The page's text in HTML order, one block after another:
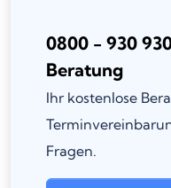
0800 - 930
Beratung
Ihr kostenlose
Fragen.